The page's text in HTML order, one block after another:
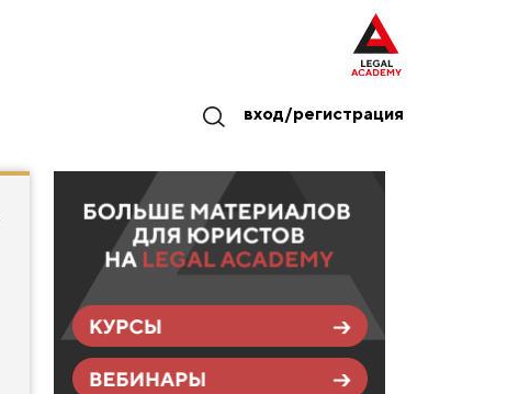
вход/регистрация